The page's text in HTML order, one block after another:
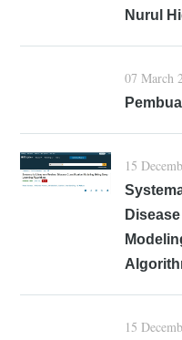
Nurul
07 March
15
15